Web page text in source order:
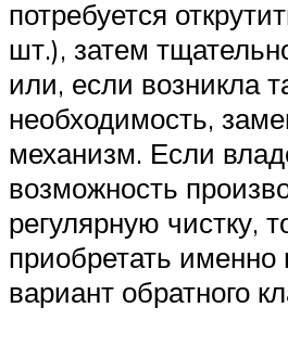
потребуется
шт.), затем
или, если возникла
необходимость,
механизм. Если
возможность
регулярную чистку,
приобретать
вариант обратного